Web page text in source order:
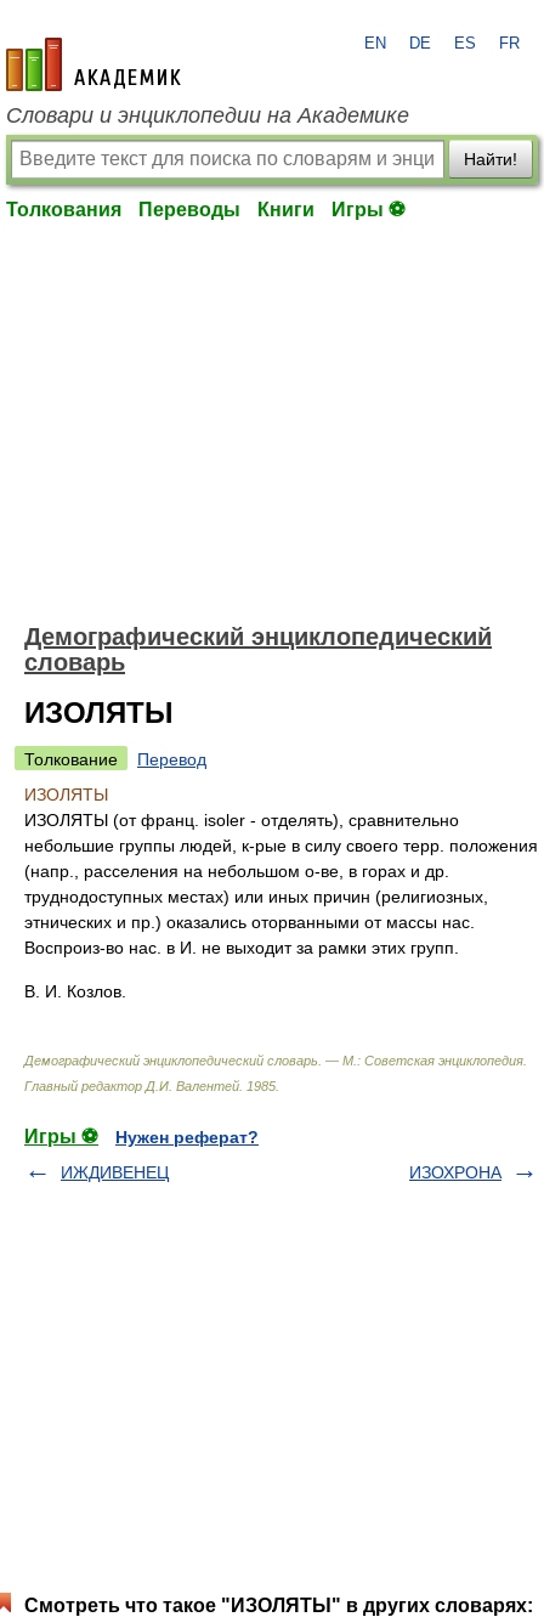
academic.ru
EN DE ES FR
Словари и энциклопедии на Академике
Найти!
Толкования Переводы Книги Игры ⚽
Демографический энциклопедический
словарь
ИЗОЛЯТЫ
Толкование
Перевод
ИЗОЛЯТЫ
ИЗОЛЯТЫ (от франц. isoler - отделять), сравнительно
небольшие группы людей, к-рые в силу своего терр. положения
(напр., расселения на небольшом о-ве, в горах и др.
труднодоступных местах) или иных причин (религиозных,
этнических и пр.) оказались оторванными от массы нас.
Воспроиз-во нас. в И. не выходит за рамки этих групп.
В. И. Козлов.
Демографический энциклопедический словарь. — М.: Советская энциклопедия
Главный редактор Д.И. Валентей 1985
Игры ⚽
Нужен реферат?
ИЖДИВЕНЕЦ
ИЗОХРOНА
Смотреть что такое "ИЗОЛЯТЫ" в других словарях: